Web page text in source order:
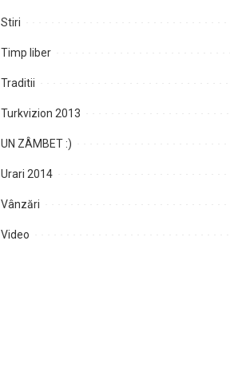
Stiri
Timp liber
Traditii
Turkvizion 2013
UN ZÂMBET :)
Urari 2014
Vânzări
Video